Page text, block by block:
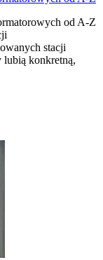
od A-Z
stacji
konkretną,